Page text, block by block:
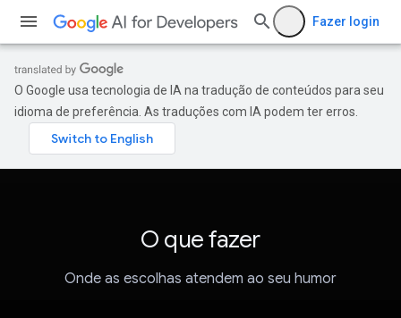
Fazer login
O Google usa tecnologia de IA na tradução de conteúdos para seu
idioma de preferência. As traduções com IA podem ter erros.
O que fazer
Onde as escolhas atendem ao seu humor